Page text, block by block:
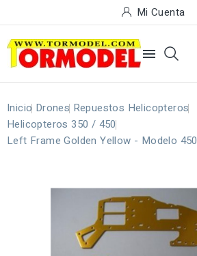
Mi Cuenta

Inicio Drones Repuestos Helicopteros
Helicopteros 350 / 450
Left Frame Golden Yellow - Modelo 450